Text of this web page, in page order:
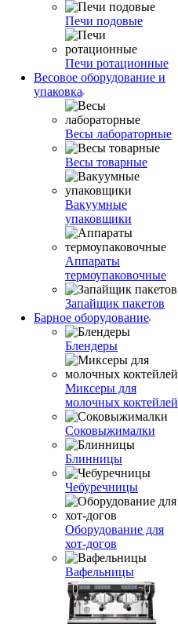
Печи подовые
Печи ротационные
Весовое оборудование и
упаковка
Весы лабораторные
Весы товарные
Вакуумные
упаковщики
Аппараты
термоупаковочные
Запайщик пакетов
Барное оборудование
Блендеры
Миксеры для
молочных коктейлей
Соковыжималки
Блинницы
Чебуречницы
Оборудование для
хот-догов
Вафельницы